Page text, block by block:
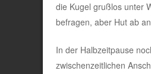
die Kugel grußlos unter
befragen, aber Hut ab
In der Halbzeitpause
zwischenzeitlichen